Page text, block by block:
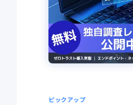
ピックアップ